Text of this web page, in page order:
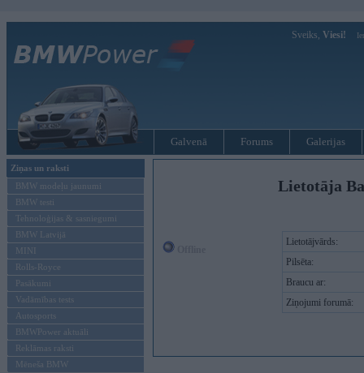
Sveiks, Viesi!
Galvenā Forums Galerijas
Ziņas un raksti
BMW modeļu jaunumi
BMW testi
Tehnoloģijas & sasniegumi
BMW Latvijā
MINI
Rolls-Royce
Pasākumi
Vadāmības tests
Autosports
BMWPower aktuāli
Reklāmas raksti
Mēneša BMW
Lietotāja
Lietotājvārds:
Pilsēta:
Braucu ar:
Ziņojumi forumā: